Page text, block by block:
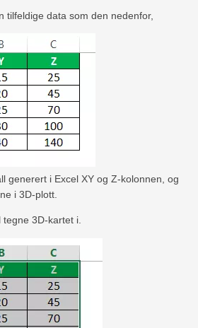
tilfeldige data som den nedenfor,
generert i Excel XY og Z-kolonnen, og
i 3D-plott.
3D-kartet i.